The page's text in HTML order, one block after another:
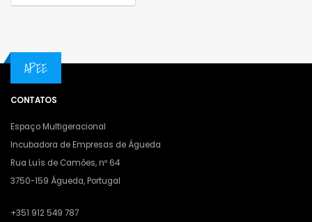
APEE
CONTATOS
Espaço Multigeracional
Incubadora de Empresas de Águeda
Rua Luís de Camões, nº 64
3750-159 Águeda, Portugal
+351 912 549 787